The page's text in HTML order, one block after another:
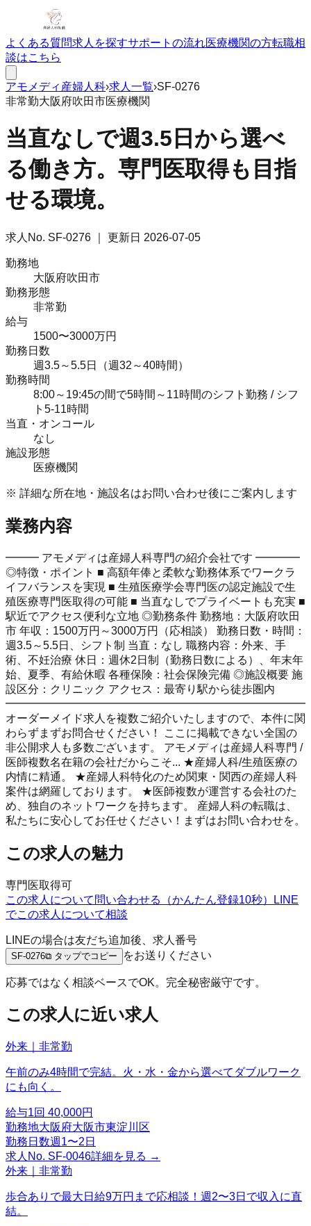
よくある質問求人を探すサポートの流れ医療機関の方転職相
談はこちら
アモメディ 産婦人科›求人一覧›SF-0276
非常勤大阪府吹田市医療機関
当直なしで週3.5日から選べ
る働き方。専門医取得も目指
せる環境。
求人No. SF-0276 ｜ 更新日 2026-07-05
勤務地
大阪府吹田市
勤務形態
非常勤
給与
1500〜3000万円
勤務日数
週3.5～5.5日（週32～40時間）
勤務時間
8:00～19:45の間で5時間～11時間のシフト勤務 / シフ
ト5-11時間
当直・オンコール
なし
施設形態
医療機関
※ 詳細な所在地・施設名はお問い合わせ後にご案内します
業務内容
━━━ アモメディは産婦人科専門の紹介会社です ━━━━
◎特徴・ポイント ■ 高額年俸と柔軟な勤務体系でワークラ
イフバランスを実現 ■ 生殖医療学会専門医の認定施設で生
殖医療専門医取得の可能 ■ 当直なしでプライベートも充実 ■
駅近でアクセス便利な立地 ◎勤務条件 勤務地：大阪府吹田
市 年収：1500万円～3000万円（応相談） 勤務日数・時間：
週3.5～5.5日、シフト制 当直：なし 職務内容：外来、手
術、不妊治療 休日：週休2日制（勤務日数による）、年末年
始、夏季、有給休暇 各種保険：社会保険完備 ◎施設概要 施
設区分：クリニック アクセス：最寄り駅から徒歩圏内
━━━━━━━━━━━━━━━━━━━━━━━━━━━
オーダーメイド求人を複数ご紹介いたしますので、本件に関
わらずまずお問合せください！ ここに掲載できない全国の
非公開求人も多数ございます。 アモメディは産婦人科専門 /
医師複数名在籍の会社だからこそ... ★産婦人科/生殖医療の
内情に精通。 ★産婦人科特化のため関東・関西の産婦人科
案件は網羅しております。 ★医師複数が運営する会社のた
め、独自のネットワークを持ちます。 産婦人科の転職は、
私たちに安心してお任せください！まずはお問い合わせを。
この求人の魅力
専門医取得可
この求人について問い合わせる（かんたん登録10秒）
LINE
でこの求人について相談
LINEの場合は友だち追加後、求人番号
SF-0276⧉ タップでコピー をお送りください
応募ではなく相談ベースでOK。完全秘密厳守です。
この求人に近い求人
外来｜非常勤
午前のみ4時間で完結。火・水・金から選べてダブルワーク
にも向く。
給与1回 40,000円
勤務地大阪府大阪市東淀川区
勤務日数週1〜2日
求人No. SF-0046詳細を見る →
外来｜非常勤
歩合ありで最大日給9万円まで応相談！週2〜3日で収入に直
結。